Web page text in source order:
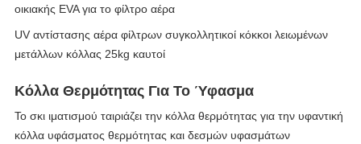
οικιακής EVA για το φίλτρο αέρα
UV αντίστασης αέρα φίλτρων συγκολλητικοί κόκκοι λειωμένων
μετάλλων κόλλας 25kg καυτοί
Κόλλα Θερμότητας Για Το Ύφασμα
Το σκι ιματισμού ταιριάζει την κόλλα θερμότητας για την υφαντική
κόλλα υφάσματος θερμότητας και δεσμών υφασμάτων